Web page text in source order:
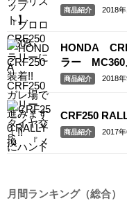
商品紹介 2018
HONDA
ラー MC360
商品紹介 2018
CRF250
商品紹介 2017
月間ランキング（総合）